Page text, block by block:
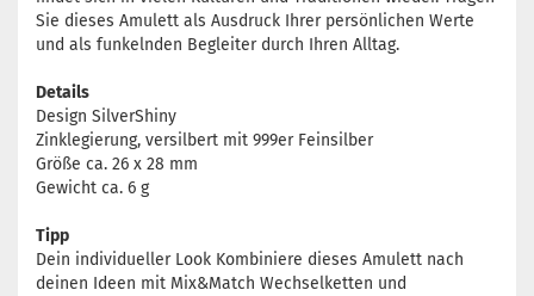
Sie dieses Amulett als Ausdruck Ihrer persönlichen Werte
und als funkelnden Begleiter durch Ihren Alltag.
Details
Design SilverShiny
Zinklegierung, versilbert mit 999er Feinsilber
Größe ca. 26 x 28 mm
Gewicht ca. 6 g
Tipp
Dein individueller Look Kombiniere dieses Amulett nach
deinen Ideen mit Mix&Match Wechselketten und